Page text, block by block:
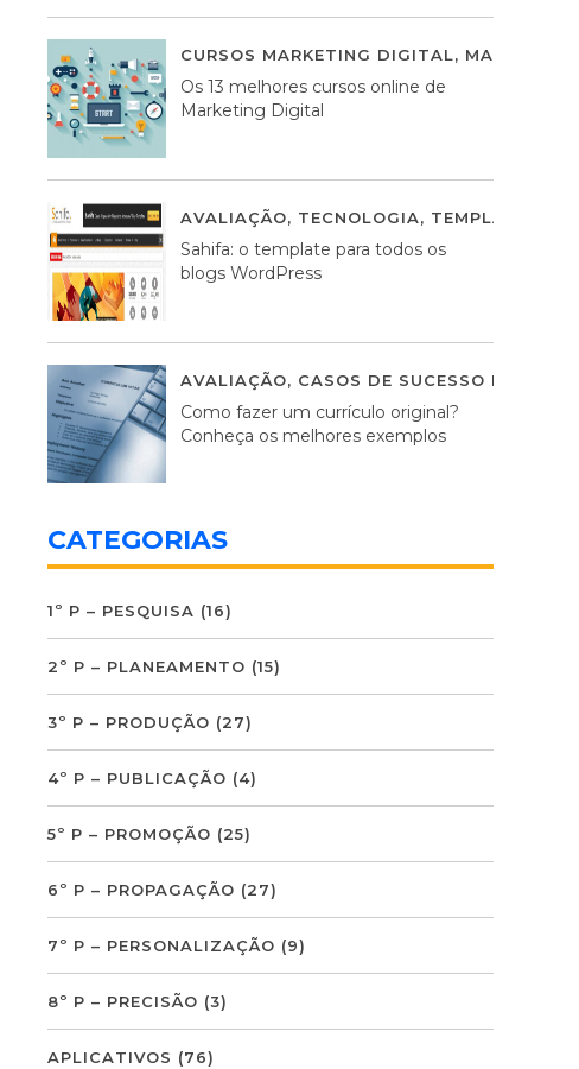
CURSOS MARKETING DIGITAL,
Os 13 melhores cursos online de
Marketing Digital
AVALIAÇÃO, TECNOLOGIA, TEMPLATES
Sahifa: o template para todos os
blogs WordPress
AVALIAÇÃO, CASOS DE SUCESSO DE
Como fazer um currículo original?
Conheça os melhores exemplos
CATEGORIAS
1º P – PESQUISA (16)
2º P – PLANEAMENTO (15)
3º P – PRODUÇÃO (27)
4º P – PUBLICAÇÃO (4)
5º P – PROMOÇÃO (25)
6º P – PROPAGAÇÃO (27)
7º P – PERSONALIZAÇÃO (9)
8º P – PRECISÃO (3)
APLICATIVOS (76)